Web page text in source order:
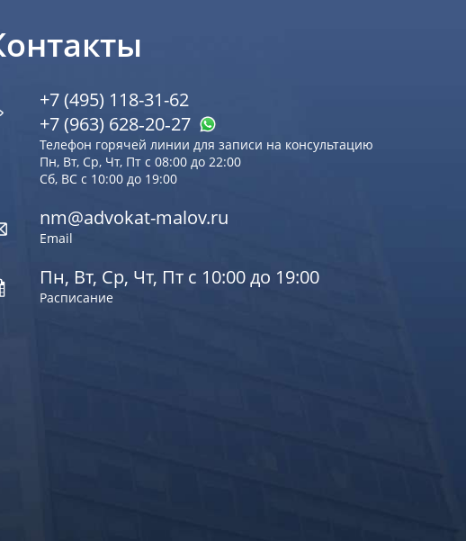
+7 (495) 118-31-62
+7 (963) 628‑20‑27
Телефон горячей линии для записи на консультацию
Пн, Вт, Ср, Чт, Пт с 08:00 до 22:00
Сб, ВС с 10:00 до 19:00
nm@advokat-malov.ru
Email
Пн, Вт, Ср, Чт, Пт с 10:00 до 19:00
Расписание